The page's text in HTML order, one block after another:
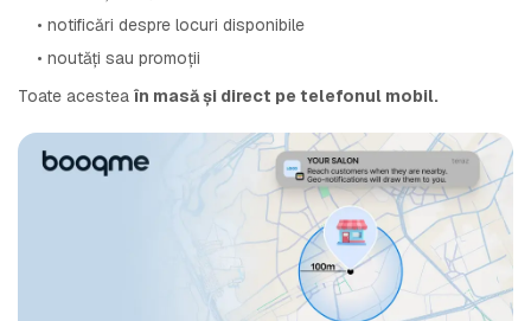
• notificări despre locuri disponibile
• noutăți sau promoții
Toate acestea în masă și direct pe telefonul mobil.